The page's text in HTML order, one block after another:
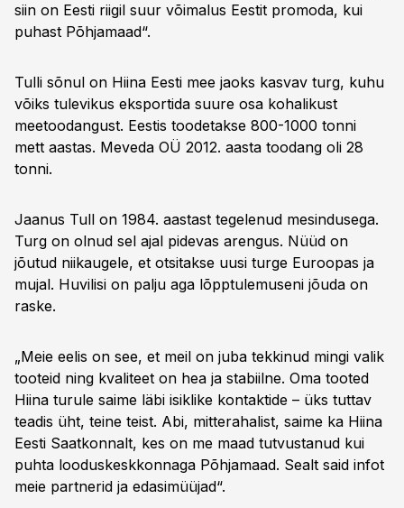
siin on Eesti riigil suur võimalus Eestit promoda, kui
puhast Põhjamaad“.
Tulli sõnul on Hiina Eesti mee jaoks kasvav turg, kuhu
võiks tulevikus eksportida suure osa kohalikust
meetoodangust. Eestis toodetakse 800-1000 tonni
mett aastas. Meveda OÜ 2012. aasta toodang oli 28
tonni.
Jaanus Tull on 1984. aastast tegelenud mesindusega.
Turg on olnud sel ajal pidevas arengus. Nüüd on
jõutud niikaugele, et otsitakse uusi turge Euroopas ja
mujal. Huvilisi on palju aga lõpptulemuseni jõuda on
raske.
„Meie eelis on see, et meil on juba tekkinud mingi valik
tooteid ning kvaliteet on hea ja stabiilne. Oma tooted
Hiina turule saime läbi isiklike kontaktide – üks tuttav
teadis üht, teine teist. Abi, mitterahalist, saime ka Hiina
Eesti Saatkonnalt, kes on me maad tutvustanud kui
puhta looduskeskkonnaga Põhjamaad. Sealt said infot
meie partnerid ja edasimüüjad“.